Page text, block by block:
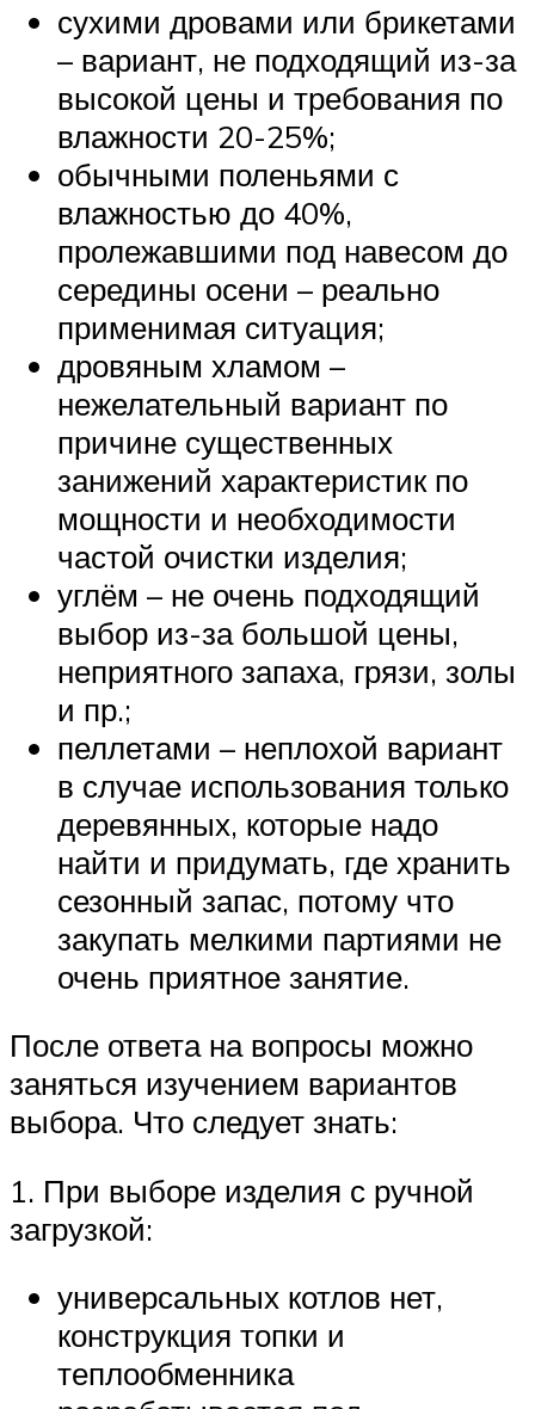
сухими дровами или брикетами
– вариант, не подходящий из-за
высокой цены и требования по
влажности 20-25%;
обычными поленьями с
влажностью до 40%,
пролежавшими под навесом до
середины осени – реально
применимая ситуация;
дровяным хламом –
нежелательный вариант по
причине существенных
занижений характеристик по
мощности и необходимости
частой очистки изделия;
углём – не очень подходящий
выбор из-за большой цены,
неприятного запаха, грязи, золы
и пр.;
пеллетами – неплохой вариант
в случае использования только
деревянных, которые надо
найти и придумать, где хранить
сезонный запас, потому что
закупать мелкими партиями не
очень приятное занятие.
После ответа на вопросы можно
заняться изучением вариантов
выбора. Что следует знать:
1. При выборе изделия с ручной
загрузкой:
универсальных котлов нет,
конструкция топки и
теплообменника